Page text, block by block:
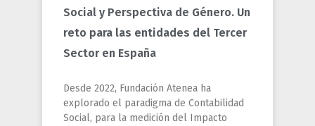
Social y Perspectiva de Género. Un
reto para las entidades del Tercer
Sector en España
Desde 2022, Fundación Atenea ha
explorado el paradigma de Contabilidad
Social, para la medición del Impacto